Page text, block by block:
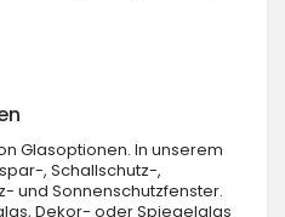
Glasoptionen. In unserem
, Schallschutz-,
und Sonnenschutzfenster.
Dekor- oder Spiegelglas